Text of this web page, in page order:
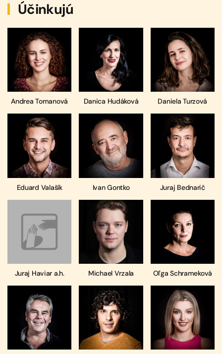
Účinkujú
Andrea Tomanová Danica Hudáková Daniela Turzová
Eduard Valašík Ivan Gontko Juraj Bednarič
Juraj Haviar a.h. Michael Vrzala Oľga Schrameková